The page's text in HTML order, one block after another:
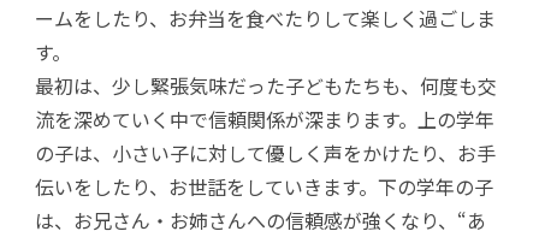
ームをしたり、お弁当を食べたりして楽しく過ごしま
す。
最初は、少し緊張気味だった子どもたちも、何度も交
流を深めていく中で信頼関係が深まります。上の学年
の子は、小さい子に対して優しく声をかけたり、お手
伝いをしたり、お世話をしていきます。下の学年の子
は、お兄さん・お姉さんへの信頼感が強くなり、“あ